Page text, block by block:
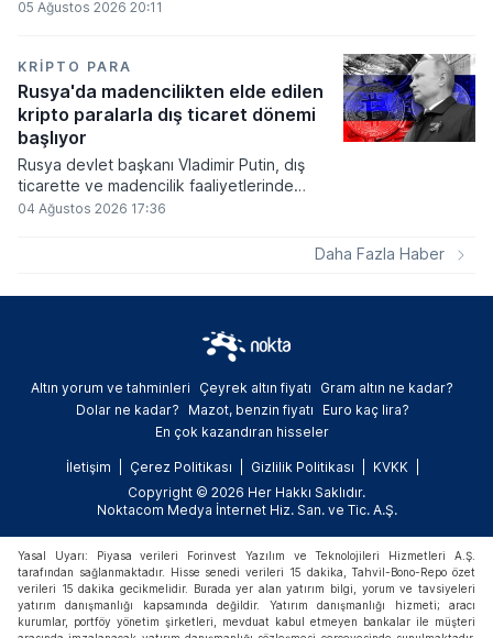
basmaya zorlayacağını ve bu durumun
kayıplarının tetikleyeceği kredi krizinin
küresel likidite artışına yol açacağını belirtti
ve bitcoinin bu süreçte en hızlı tepki veren
varlık olacağı vurguladı.
05 Ağustos 2026 20:11
KRIPTO PARA
Rusya'da madencilikten elde edilen
kripto paralarla dış ticaret dönemi
başlıyor
Rusya devlet başkanı Vladimir Putin, dış
ticarette ve madencilik faaliyetlerinde
kripto varlıkların kullanımına onay veren
04 Ağustos 2026 17:36
Daha Fazla Haber
Altın yorum ve tahminleri Çeyrek altın fiyatı
Gram altın ne kadar?
Dolar ne kadar?
Mazot, benzin fiyatı
Euro kaç lira?
En çok kazandıran hisseler
İletişim Çerez Politikası Gizlilik Politikası
KVKK
Copyright © 2026 Her Hakkı Saklıdır.
Noktacom Medya İnternet Hiz. San. ve Tic. A.Ş.
Yasal Uyarı: Piyasa verileri Forinvest Yazılım ve Teknolojileri Hizmetleri A.Ş.
tarafından sağlanmaktadır. Hisse senedi verileri 15 dakika, Tahvil-Bono-Repo özet
verileri 15 dakika gecikmelidir. Burada yer alan yatırım bilgi, yorum ve tavsiyeleri
yatırım danışmanlığı kapsamında değildir. Yatırım danışmanlığı hizmeti; aracı
kurumlar, portföy yönetim şirketleri, mevduat kabul etmeyen bankalar ile müşteri